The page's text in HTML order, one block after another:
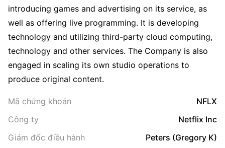
introducing games and advertising on its service, as
well as offering live programming. It is developing
technology and utilizing third-party cloud computing,
technology and other services. The Company is also
engaged in scaling its own studio operations to
produce original content.
Mã chứng khoán
NFLX
Công ty
Netflix Inc
Giám đốc điều hành
Peters (Gregory K)